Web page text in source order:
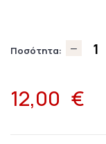
Ποσότητα:
12,00 €